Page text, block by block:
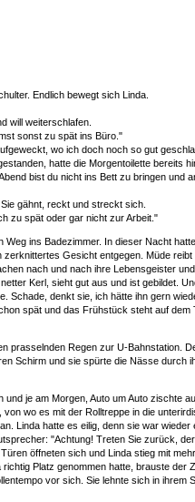
Endlich bewegt sich Linda.
will weiterschlafen.
sonst zu spät ins Büro."
wo ich doch noch so gut
hatte die Morgentoilette bereits
bist du nicht ins Bett zu bringen und
gähnt, reckt und streckt sich.
zu spät oder gar nicht zur Arbeit."
ins Badezimmer. In dieser Nacht
zerknittertes Gesicht entgegen. Müde
nach und nach ihre Lebensgeister
Kerl, sieht gut aus und ist gebildet.
Schade, denkt sie, ich hätte ihn gern
spät und das Frühstück steht auf dem
prasselnden Regen zur U-Bahnstation.
Schirm und sie spürte die Nässe
und je am Morgen, Auto um Auto zischte
wo es mit der Rolltreppe in die
Linda hatte es eilig, denn sie war
"Achtung! Treten Sie zurück,
öffneten sich und Linda stieg mit
Platz genommen hatte, brauste
vor sich. Sie lehnte sich in